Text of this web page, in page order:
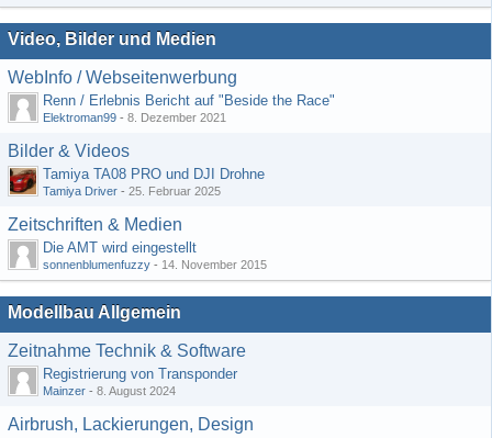
Video, Bilder und Medien
WebInfo / Webseitenwerbung
Renn / Erlebnis Bericht auf "Beside the Race"
Elektroman99 - 8. Dezember 2021
Bilder & Videos
Tamiya TA08 PRO und DJI Drohne
Tamiya Driver - 25. Februar 2025
Zeitschriften & Medien
Die AMT wird eingestellt
sonnenblumenfuzzy - 14. November 2015
Modellbau Allgemein
Zeitnahme Technik & Software
Registrierung von Transponder
Mainzer - 8. August 2024
Airbrush, Lackierungen, Design